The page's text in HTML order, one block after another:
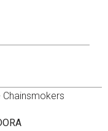
Chainsmokers